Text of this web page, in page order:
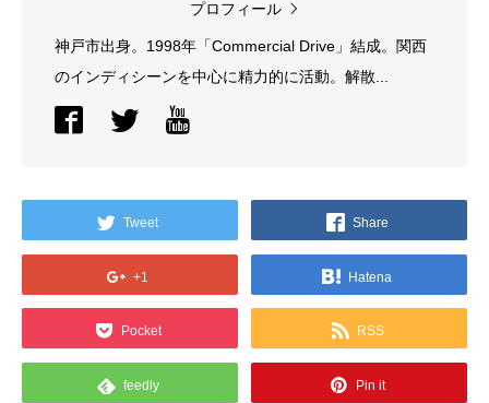
プロフィール
神戸市出身。1998年「Commercial Drive」結成。関西
のインディシーンを中心に精力的に活動。解散...
Tweet Share
+1 Hatena
Pocket RSS
feedly Pin it